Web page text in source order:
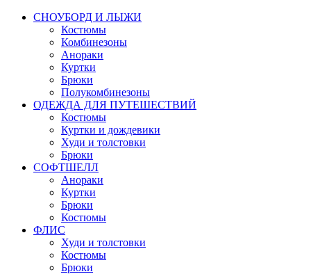
СНОУБОРД И ЛЫЖИ
Костюмы
Комбинезоны
Анораки
Куртки
Брюки
Полукомбинезоны
ОДЕЖДА ДЛЯ ПУТЕШЕСТВИЙ
Костюмы
Куртки и дождевики
Худи и толстовки
Брюки
СОФТШЕЛЛ
Анораки
Куртки
Брюки
Костюмы
ФЛИС
Худи и толстовки
Костюмы
Брюки